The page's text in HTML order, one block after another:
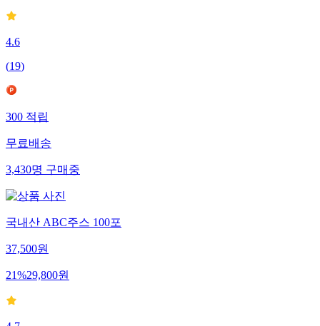
4.6
(19)
300 적립
무료배송
3,430명 구매중
국내산 ABC주스 100포
37,500원
21%29,800원